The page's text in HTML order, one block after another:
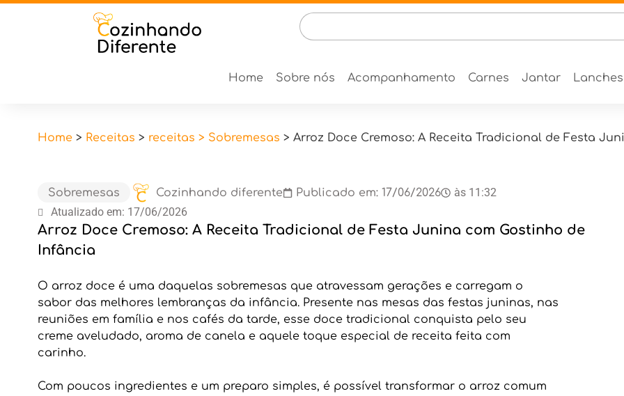
Home Sobre nós Acompanhamento Carnes Jantar Lanches
Home> Receitas > receitas > Sobremesas > Arroz Doce Cremoso: A Receita Tradicional de Festa
Sobremesas Cozinhando diferente Publicado em: 17/06/2026 às 11:32
Atualizado em: 17/06/2026
Arroz Doce Cremoso: A Receita Tradicional de Festa Junina com Gostinho de
Infância
O arroz doce é uma daquelas sobremesas que atravessam gerações e carregam o
sabor das melhores lembranças da infância. Presente nas mesas das festas juninas, nas
reuniões em família e nos cafés da tarde, esse doce tradicional conquista pelo seu
creme aveludado, aroma de canela e aquele toque especial de receita feita com
carinho.
Com poucos ingredientes e um preparo simples, é possível transformar o arroz comum